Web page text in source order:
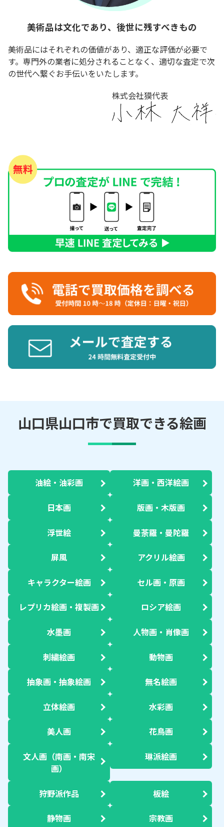
美術品は文化であり、後世に残すべきもの
美術品にはそれぞれの価値があり、適正な評価が必要で
す。専門外の業者に処分されることなく、適切な査定で次
の世代へ繋ぐお手伝いをいたします。
株式会社獏代表
山口県山口市で買取できる絵画
油絵・油彩画 洋画・西洋絵画
日本画 版画・木版画
浮世絵 曼荼羅・曼陀羅
屏風 アクリル絵画
キャラクター絵画 セル画・原画
レプリカ絵画・複製画 ロシア絵画
水墨画 人物画・肖像画
刺繍絵画 動物画
抽象画・抽象絵画 無名絵画
立体絵画 水彩画
美人画 花鳥画
文人画（南画・南宋
画）
琳派絵画
狩野派作品 板絵
静物画 宗教画